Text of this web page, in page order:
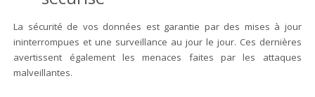
La sécurité de vos données est garantie par des mises à jour
ininterrompues et une surveillance au jour le jour. Ces dernières
avertissent également les menaces faites par les attaques
malveillantes.